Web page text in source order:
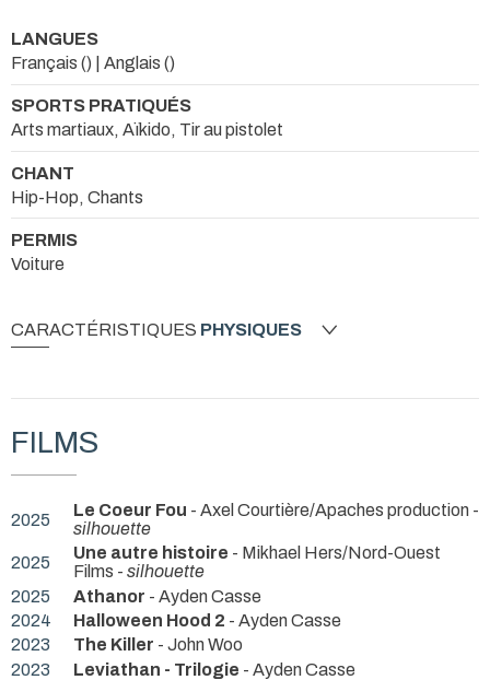
LANGUES
Français () | Anglais ()
SPORTS PRATIQUÉS
Arts martiaux, Aïkido, Tir au pistolet
CHANT
Hip-Hop, Chants
PERMIS
Voiture
CARACTÉRISTIQUES PHYSIQUES
FILMS
2025 Le Coeur Fou - Axel Courtière/Apaches production -
silhouette
2025
Une autre histoire - Mikhael Hers/Nord-Ouest
Films - silhouette
2025
Athanor - Ayden Casse
2024
Halloween Hood 2 - Ayden Casse
2023
The Killer - John Woo
2023
Leviathan - Trilogie - Ayden Casse